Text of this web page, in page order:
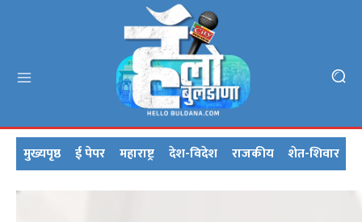
मुख्यपृष्ठ ई पेपर महाराष्ट्र देश-विदेश राजकीय शेत-शिवार